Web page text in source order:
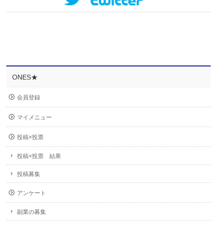
ONES★
会員登録
マイメニュー
投稿×投票
投稿×投票 結果
投稿募集
アンケート
副業の募集